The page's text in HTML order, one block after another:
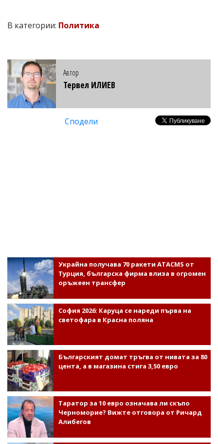
В категории: Политика
Автор
Тервел ИЛИЕВ
Сподели
Украйна получава 70 ракети ATACMS от
Турция, българска фирма влиза в огромен
оръжеен трансфер
София 2026: Каруца се нареди първа на
светофара в Красна поляна
Българският домат тръгва от нивата за 80
цента, а в магазина стига 3,50 евро
Таратор за 10 евро означава ли скъпо
Черноморие? Вижте отговора от Ричард
Алибегов